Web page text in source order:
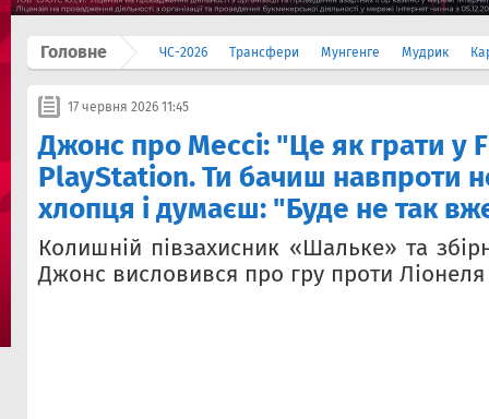
Головне ЧС-2026 Трансфери Мунгенге Мудрик
17 червня 2026 11:45
Джонс про Мессі: "Це як грати у
PlayStation. Ти бачиш навпроти
хлопця і думаєш: "Буде не так
Колишній півзахисник «Шальке» та
Джонс висловився про гру проти Ліонеля